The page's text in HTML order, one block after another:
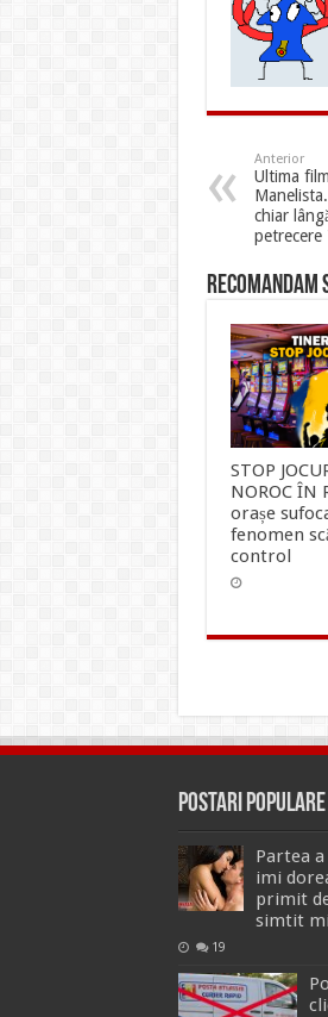
Anterior
Ultima
chiar
petrecere
Recomandam
STOP
NOROC ÎN
orașe
fenomen
control
Postari Populare
Partea
imi
primit
simtit
19